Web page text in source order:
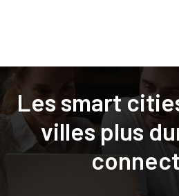
Les smart
villes plus